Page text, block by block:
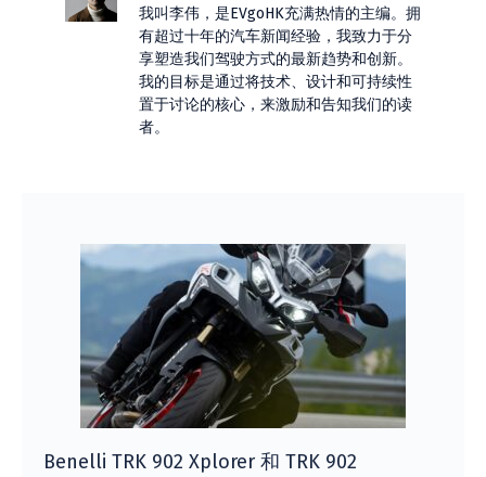
我叫李伟，是EVgoHK充满热情的主编。拥
有超过十年的汽车新闻经验，我致力于分
享塑造我们驾驶方式的最新趋势和创新。
我的目标是通过将技术、设计和可持续性
置于讨论的核心，来激励和告知我们的读
者。
Benelli TRK 902 Xplorer 和 TRK 902